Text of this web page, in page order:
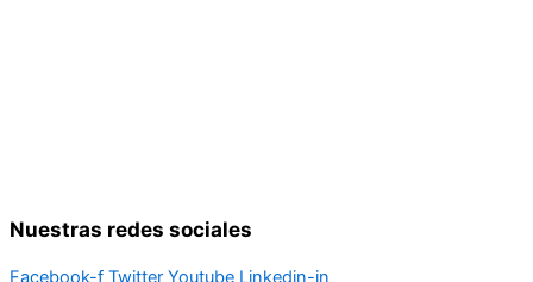
Nuestras redes sociales